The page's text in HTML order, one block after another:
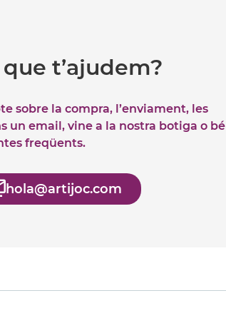
t’ajudem?
sobre la compra, l’enviament, les
un email, vine a la nostra botiga o bé
freqüents.
hola@artijoc.com